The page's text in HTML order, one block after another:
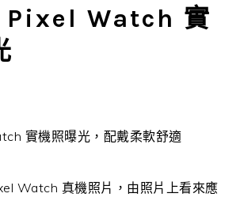
Pixel Watch 實
實機照曝光，配戴柔軟舒適
Watch 真機照片，由照片上看來應